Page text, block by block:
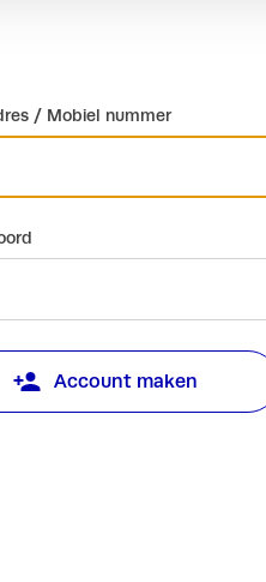
/ Mobiel nummer
Account maken